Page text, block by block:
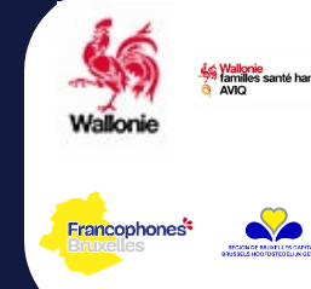
Avec le soutien de ...